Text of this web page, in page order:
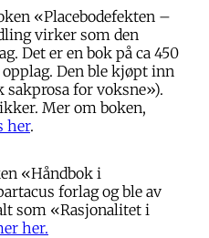
«Placebodefekten –
virker som den
Det er en bok på ca 450
Den ble kjøpt inn
for voksne»).
Mer om boken,
her.
«Håndbok i
forlag og ble av
som «Rasjonalitet i
her.